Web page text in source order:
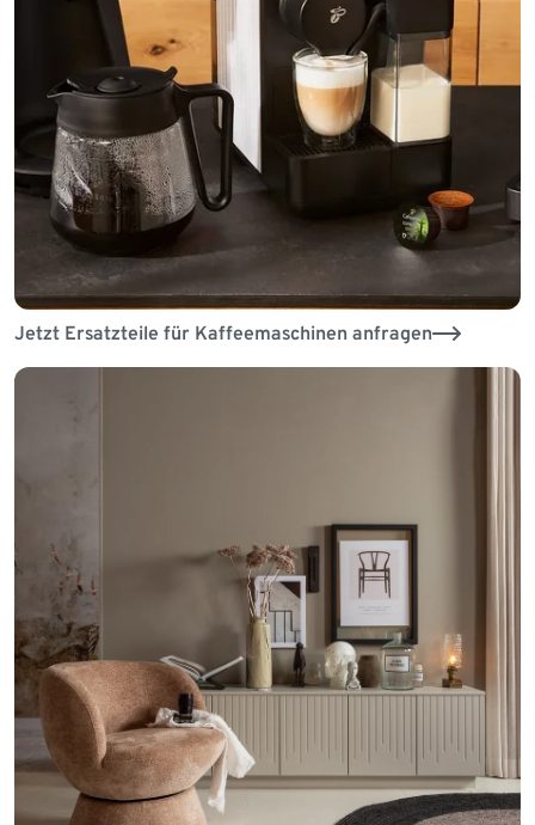
Jetzt Ersatzteile für Kaffeemaschinen anfragen